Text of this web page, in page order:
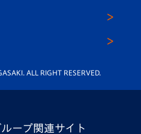
ALL RIGHT RESERVED.
ープ関連サイト